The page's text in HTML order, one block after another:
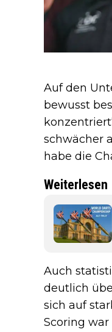
Auf den
bewusst
schwächer
habe die
Weiterlesen
Auch
deutlich
sich auf
Scoring